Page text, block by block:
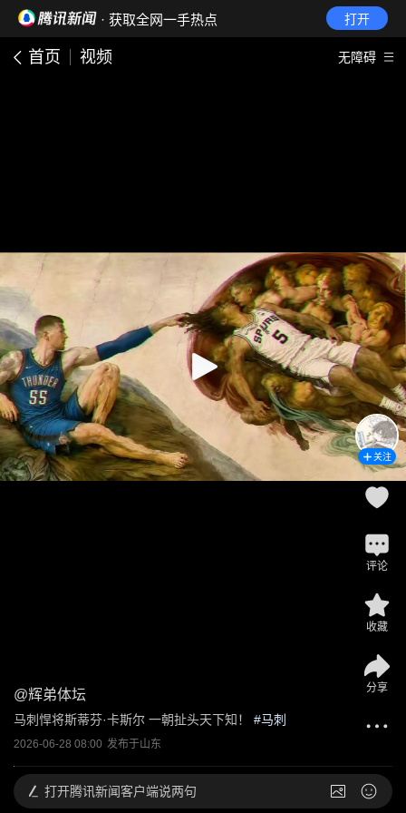
· 获取全网一手热点 打开
首页 视频 无障碍
@辉弟体坛
马刺悍将斯蒂芬·卡斯尔 一朝扯头天下知！ #马刺
2026-06-28 08:00 发布于山东
关注
评论
收藏
分享
打开腾讯新闻客户端说两句